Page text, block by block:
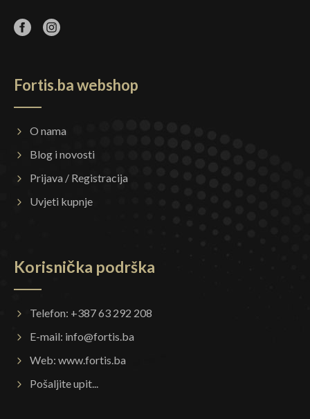
Fortis.ba webshop
O nama
Blog i novosti
Prijava / Registracija
Uvjeti kupnje
Korisnička podrška
Telefon: +387 63 292 208
E-mail: info@fortis.ba
Web: www.fortis.ba
Pošaljite upit...